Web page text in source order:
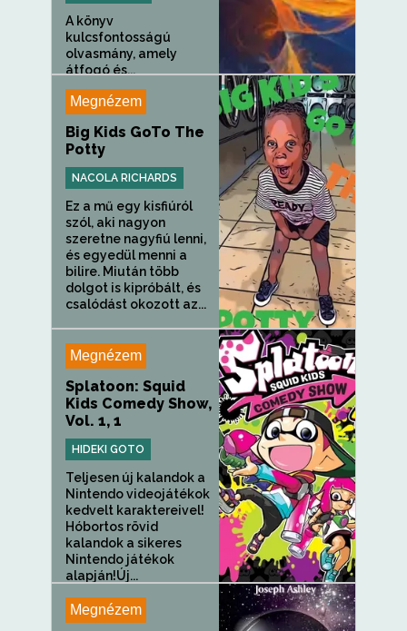
A könyv
kulcsfontosságú
olvasmány, amely
átfogó és...
Megnézem
Big Kids GoTo The
Potty
NACOLA RICHARDS
Ez a mű egy kisfiúról
szól, aki nagyon
szeretne nagyfiú lenni,
és egyedül menni a
bilire. Miután több
dolgot is kipróbált, és
csalódást okozott az...
Megnézem
Splatoon: Squid
Kids Comedy Show,
Vol. 1, 1
HIDEKI GOTO
Teljesen új kalandok a
Nintendo videojátékok
kedvelt karaktereivel!
Hóbortos rövid
kalandok a sikeres
Nintendo játékok
alapján!Új...
Megnézem